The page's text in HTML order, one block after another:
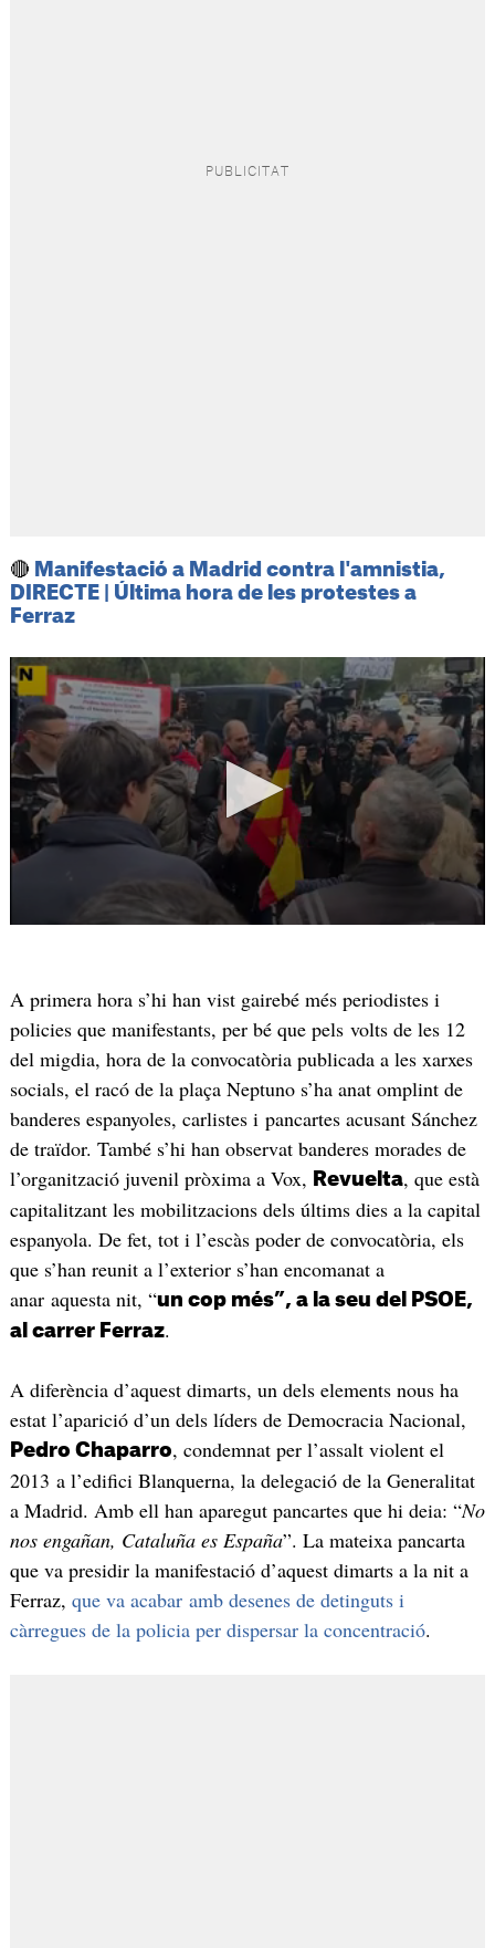
🔴 Manifestació a Madrid contra l'amnistia,
DIRECTE | Última hora de les protestes a
Ferraz
A primera hora s’hi han vist gairebé més periodistes i
policies que manifestants, per bé que pels volts de les 12
del migdia, hora de la convocatòria publicada a les xarxes
socials, el racó de la plaça Neptuno s’ha anat omplint de
banderes espanyoles, carlistes i pancartes acusant Sánchez
de traïdor. També s’hi han observat banderes morades de
l’organització juvenil pròxima a Vox,
Revuelta, que està
capitalitzant les mobilitzacions dels últims dies a la capital
espanyola. De fet, tot i l’escàs poder de convocatòria, els
que s’han reunit a l’exterior s’han encomanat a
anar aquesta nit, “un cop més”, a la seu del PSOE,
al carrer Ferraz.
A diferència d’aquest dimarts, un dels elements nous ha
estat l’aparició d’un dels líders de Democracia Nacional,
Pedro Chaparro, condemnat per l’assalt violent el
2013 a l’edifici Blanquerna, la delegació de la Generalitat
a Madrid. Amb ell han aparegut pancartes que hi deia: “No
nos engañan, Cataluña es España”. La mateixa pancarta
que va presidir la manifestació d’aquest dimarts a la nit a
Ferraz, que va acabar amb desenes de detinguts i
càrregues de la policia per dispersar la concentració.